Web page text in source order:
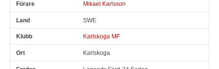
Mikael Karlsson
SWE
Karlskoga MF
Karlskoga